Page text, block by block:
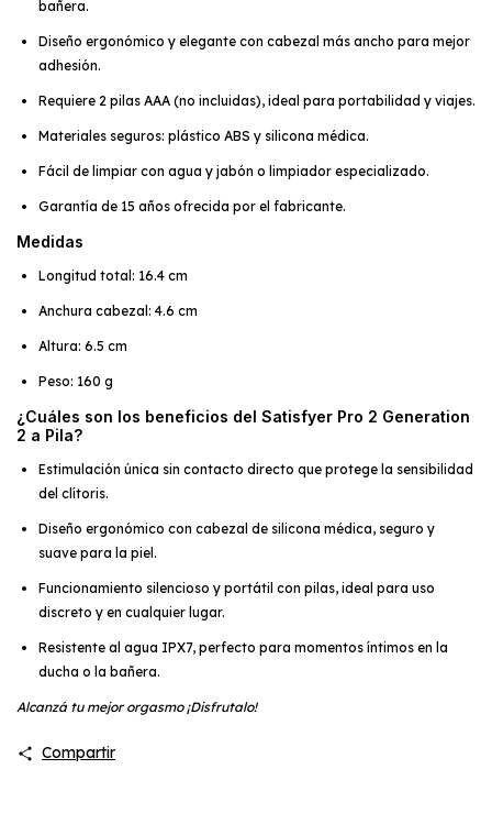
bañera.
Diseño ergonómico y elegante con cabezal más ancho para mejor
adhesión.
Requiere 2 pilas AAA (no incluidas), ideal para portabilidad y viajes.
Materiales seguros: plástico ABS y silicona médica.
Fácil de limpiar con agua y jabón o limpiador especializado.
Garantía de 15 años ofrecida por el fabricante.
Medidas
Longitud total: 16.4 cm
Anchura cabezal: 4.6 cm
Altura: 6.5 cm
Peso: 160 g
¿Cuáles son los beneficios del Satisfyer Pro 2 Generation
2 a Pila?
Estimulación única sin contacto directo que protege la sensibilidad
del clítoris.
Diseño ergonómico con cabezal de silicona médica, seguro y
suave para la piel.
Funcionamiento silencioso y portátil con pilas, ideal para uso
discreto y en cualquier lugar.
Resistente al agua IPX7, perfecto para momentos íntimos en la
ducha o la bañera.
Alcanzá tu mejor orgasmo ¡Disfrutalo!
Compartir